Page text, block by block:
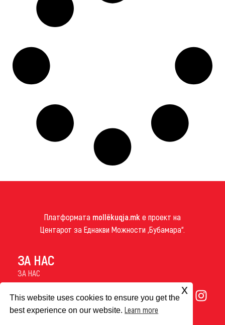
Платформата mollëkuqja.mk е проект на
Центарот за Еднакви Можности „Бубамара“.
ЗА НАС
ЗА НАС
ИМПРЕСУМ
КОЛАЧИЊА
This website uses cookies to ensure you get the
best experience on our website. Learn more
x